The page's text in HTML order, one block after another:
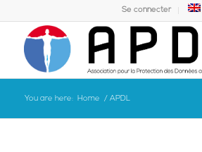
Se connecter
You are here: Home / APDL